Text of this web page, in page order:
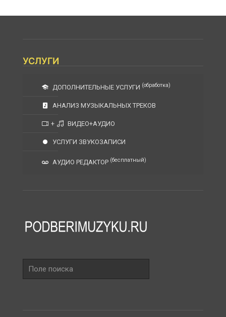
УСЛУГИ
ДОПОЛНИТЕЛЬНЫЕ УСЛУГИ (обработка)
АНАЛИЗ МУЗЫКАЛЬНЫХ ТРЕКОВ
+ ВИДЕО+АУДИО
УСЛУГИ ЗВУКОЗАПИСИ
АУДИО РЕДАКТОР (бесплатный)
поиска